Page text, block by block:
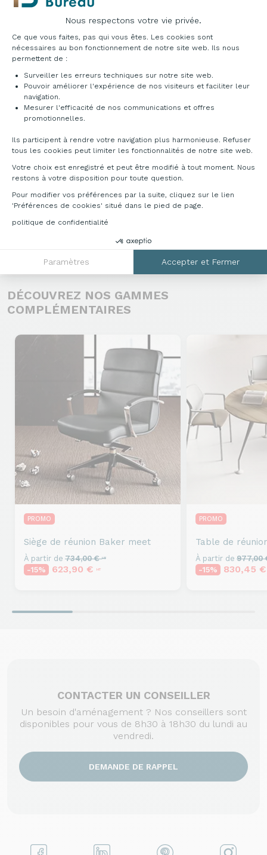
Nous respectons votre vie privée.
Plateforme de Gestion du Consentement :
Ce que vous faites, pas qui vous êtes. Les cookies sont
nécessaires au bon fonctionnement de notre site web. Ils nous
permettent de :
Surveiller les erreurs techniques sur notre site web.
Pouvoir améliorer l'expérience de nos visiteurs et faciliter leur
navigation.
Mesurer l'efficacité de nos communications et offres
promotionnelles.
Ils participent à rendre votre navigation plus harmonieuse. Refuser
tous les cookies peut limiter les fonctionnalités de notre site web.
Votre choix est enregistré et peut être modifié à tout moment. Nous
restons à votre disposition pour toute question.
Pour modifier vos préférences par la suite, cliquez sur le lien
'Préférences de cookies' situé dans le pied de page.
politique de confidentialité
Paramètres Accepter et Fermer
Axeptio consent
DÉCLINAISONS & TARIFS
Accédez au catalogue ci-dessous pour découvrir
les multitudes de possibilités qu'offre cette
gamme. Pour toutes informations
complémentaires, veuillez nous contacter au
DÉCOUVREZ NOS GAMMES
COMPLÉMENTAIRES
PROMO
Siège de réunion Baker meet
À partir de 734,00 €HT
-15% 623,90 € HT
PROMO
Table de
À partir de 977,00
-15%
830,45
CONTACTER UN CONSEILLER
Un besoin d'aménagement ? Nos conseillers sont
disponibles pour vous de 8h30 à 18h30 du lundi au
vendredi.
DEMANDE DE RAPPEL